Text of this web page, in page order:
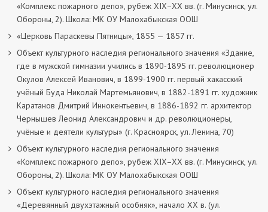
«Комплекс пожарного депо», рубеж XIX–XX вв. (г. Минусинск, ул.
Обороны, 2). Школа: МК ОУ Малохабыкская ООШ
«Церковь Параскевы Пятницы», 1855 — 1857 гг.
Объект культурного наследия регионального значения «Здание,
где в мужской гимназии учились в 1890-1895 гг. революционер
Окулов Алексей Иванович, в 1899-1900 гг. первый хакасский
учёный Буда Николай Мартемьянович, в 1882-1891 гг. художник
Каратанов Дмитрий Иннокентьевич, в 1886-1892 гг. архитектор
Чернышев Леонид Александрович и др. революционеры,
учёные и деятели культуры» (г. Красноярск, ул. Ленина, 70)
Объект культурного наследия регионального значения
«Комплекс пожарного депо», рубеж XIX–XX вв. (г. Минусинск, ул.
Обороны, 2). Школа: МК ОУ Малохабыкская ООШ
Объект культурного наследия регионального значения
«Деревянный двухэтажный особняк», начало ХХ в. (ул.